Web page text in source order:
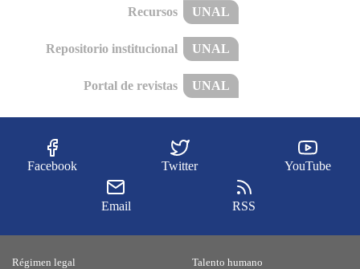
Recursos UNAL
Repositorio institucional UNAL
Portal de revistas UNAL
Facebook Twitter YouTube
Email RSS
Régimen legal
Talento humano